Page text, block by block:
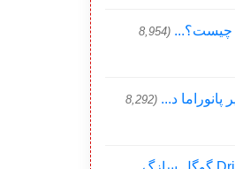
(8,954
د... (8,292